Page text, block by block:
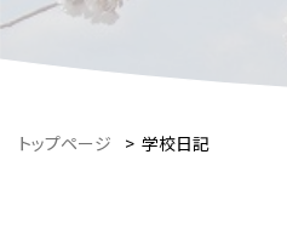
トップページ > 学校日記